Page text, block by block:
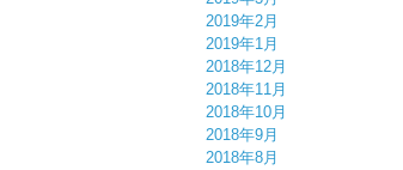
2019年2月
2019年1月
2018年12月
2018年11月
2018年10月
2018年9月
2018年8月